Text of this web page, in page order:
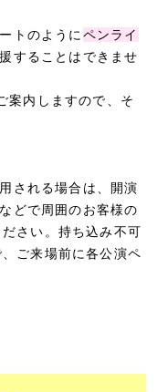
トのように ペンライ
することはできませ
案内しますので、そ
される場合は、開演
どで周囲のお客様の
さい。持ち込み不可
ご来場前に各公演ペ